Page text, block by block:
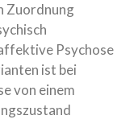
Zuordnung
Psychose
ist bei
von einem